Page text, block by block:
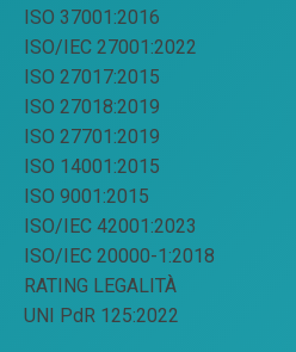
ISO 37001:2016
ISO/IEC 27001:2022
ISO 27017:2015
ISO 27018:2019
ISO 27701:2019
ISO 14001:2015
ISO 9001:2015
ISO/IEC 42001:2023
ISO/IEC 20000-1:2018
RATING LEGALITÀ
UNI PdR 125:2022